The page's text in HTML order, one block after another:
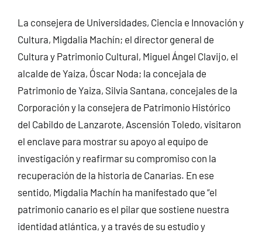
La consejera de Universidades, Ciencia e Innovación y
Cultura, Migdalia Machín; el director general de
Cultura y Patrimonio Cultural, Miguel Ángel Clavijo, el
alcalde de Yaiza, Óscar Noda; la concejala de
Patrimonio de Yaiza, Silvia Santana, concejales de la
Corporación y la consejera de Patrimonio Histórico
del Cabildo de Lanzarote, Ascensión Toledo, visitaron
el enclave para mostrar su apoyo al equipo de
investigación y reafirmar su compromiso con la
recuperación de la historia de Canarias. En ese
sentido, Migdalia Machín ha manifestado que “el
patrimonio canario es el pilar que sostiene nuestra
identidad atlántica, y a través de su estudio y